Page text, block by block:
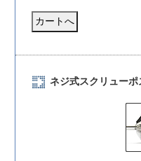
ネジ式スクリュー